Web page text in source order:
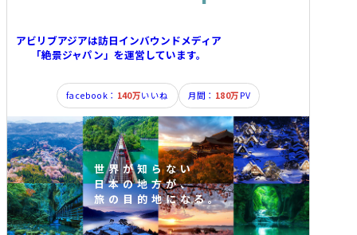
アビリブアジアは訪日インバウンドメディア
「絶景ジャパン」を運営しています。
facebook： 140万いいね 月間： 180万 PV
世界が知らない
日本の地方が、
旅の目的地になる。